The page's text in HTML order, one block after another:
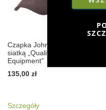
Czapka John Deere z
siatką „Quality
Equipment”
135,00 zł
Szczegóły